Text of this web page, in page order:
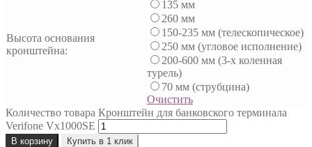
Высота основания
кронштейна:
135 мм
260 мм
150-235 мм (телескопическое)
250 мм (угловое исполнение)
200-600 мм (3-х коленная
турель)
70 мм (струбцина)
Очистить
Количество товара Кронштейн для банковского терминала
Verifone Vx1000SE
В корзину Купить в 1 клик